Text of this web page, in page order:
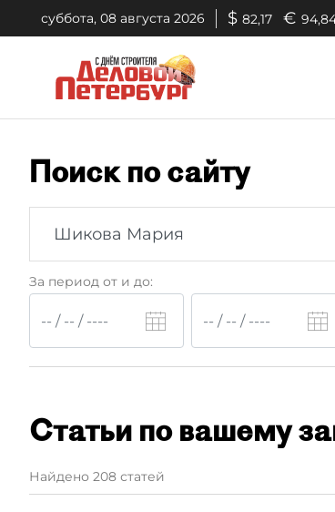
суббота, 08 августа 2026 $ 82,17 €
Поиск по сайту
За период от и до:
Статьи по вашему
Найдено 208 статей